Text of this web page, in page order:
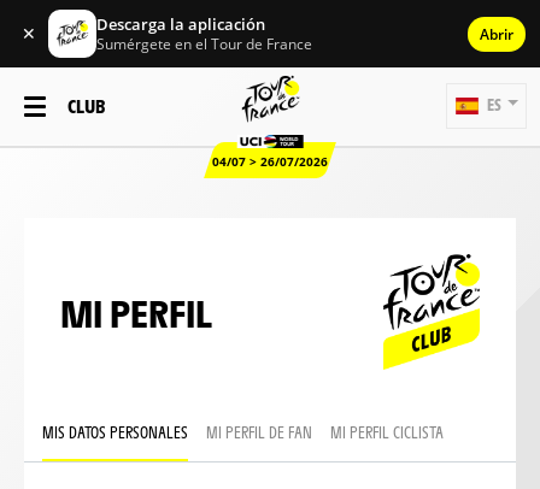
✕ Descarga la aplicación
Sumérgete en el Tour de France Abrir
CLUB
04/07 > 26/07/2026
ES
MI PERFIL
MIS DATOS PERSONALES MI PERFIL DE FAN MI PERFIL CICLISTA